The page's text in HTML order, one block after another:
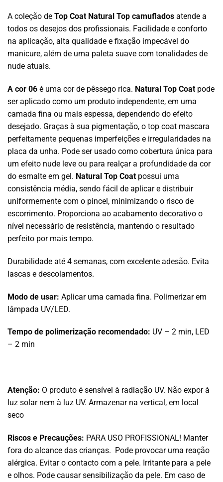
A coleção de Top Coat Natural Top camuflados atende a
todos os desejos dos profissionais. Facilidade e conforto
na aplicação, alta qualidade e fixação impecável do
manicure, além de uma paleta suave com tonalidades de
nude atuais.
A cor 06 é uma cor de pêssego rica. Natural Top Coat pode
ser aplicado como um produto independente, em uma
camada fina ou mais espessa, dependendo do efeito
desejado. Graças à sua pigmentação, o top coat mascara
perfeitamente pequenas imperfeições e irregularidades na
placa da unha. Pode ser usado como cobertura única para
um efeito nude leve ou para realçar a profundidade da cor
do esmalte em gel. Natural Top Coat possui uma
consistência média, sendo fácil de aplicar e distribuir
uniformemente com o pincel, minimizando o risco de
escorrimento. Proporciona ao acabamento decorativo o
nível necessário de resistência, mantendo o resultado
perfeito por mais tempo.
Durabilidade até 4 semanas, com excelente adesão. Evita
lascas e descolamentos.
Modo de usar: Aplicar uma camada fina. Polimerizar em
lâmpada UV/LED.
Tempo de polimerização recomendado: UV – 2 min, LED
– 2 min
Atenção: O produto é sensível à radiação UV. Não expor à
luz solar nem à luz UV. Armazenar na vertical, em local
seco
Riscos e Precauções: PARA USO PROFISSIONAL! Manter
fora do alcance das crianças. Pode provocar uma reação
alérgica. Evitar o contacto com a pele. Irritante para a pele
e olhos. Pode causar sensibilização da pele. Em caso de